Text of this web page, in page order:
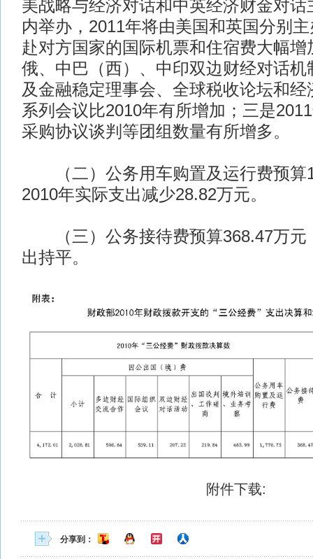
美战略与经济对话和中英经济财金对话
内举办，2011年将由美国和英国分别
赴对方国家的国际机票和住宿费大幅增
俄、中巴（西）、中印双边财经对话机
及金融稳定理事会、全球税收论坛和
系列会议比2010年有所增加；三是
采购协议谈判等团组数量有所增多。
（二）公务用车购置及运行费预算
2010年实际支出减少28.82万元。
（三）公务接待费预算368.47万元
出持平。
附件下载:
分享到：